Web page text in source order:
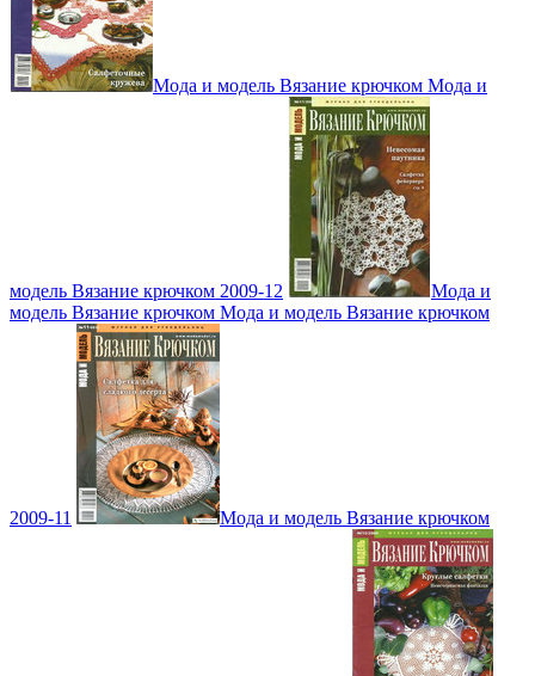
Мода и модель Вязание крючком Мода и
модель Вязание крючком 2009-12
Мода и
модель Вязание крючком Мода и модель Вязание крючком
2009-11 Мода и модель Вязание крючком